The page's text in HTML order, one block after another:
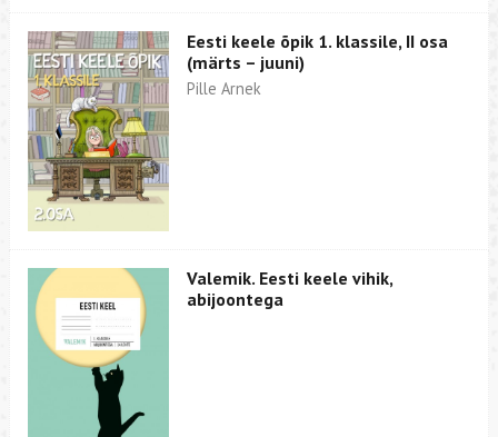
Eesti keele õpik 1. klassile, II osa
(märts – juuni)
Pille Arnek
Valemik. Eesti keele vihik,
abijoontega